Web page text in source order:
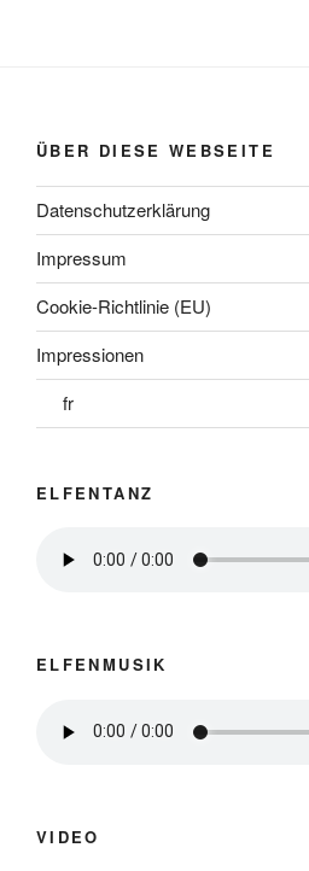
ÜBER DIESE WEBSEITE
Datenschutzerklärung
Impressum
Cookie-Richtlinie (EU)
Impressionen
fr
ELFENTANZ
ELFENMUSIK
VIDEO